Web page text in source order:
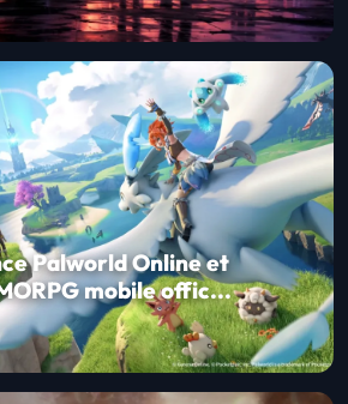
Palworld Online et
mobile offic...